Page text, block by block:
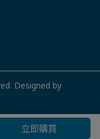
立即購買
Designed by